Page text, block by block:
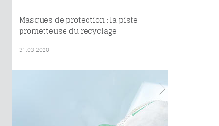
Masques de protection : la piste
prometteuse du recyclage
31.03.2020